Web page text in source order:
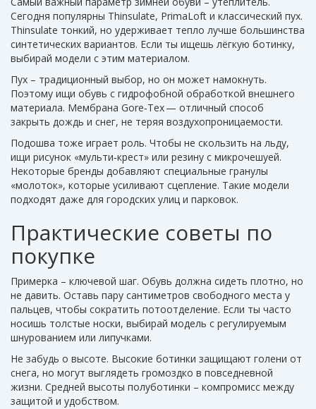
Сегодня популярны Thinsulate, PrimaLoft и классический пух.
Thinsulate тонкий, но удерживает тепло лучше большинства
синтетических вариантов. Если ты ищешь лёгкую ботинку,
выбирай модели с этим материалом.
Пух – традиционный выбор, но он может намокнуть.
Поэтому ищи обувь с гидрофобной обработкой внешнего
материала. Мембрана Gore‑Tex — отличный способ
закрыть дождь и снег, не теряя воздухопроницаемости.
Подошва тоже играет роль. Чтобы не скользить на льду,
ищи рисунок «мульти‑крест» или резину с микрочешуей.
Некоторые бренды добавляют специальные гранулы
«молоток», которые усиливают сцепление. Такие модели
подходят даже для городских улиц и парковок.
Практические советы по
покупке
Примерка – ключевой шаг. Обувь должна сидеть плотно, но
не давить. Оставь пару сантиметров свободного места у
пальцев, чтобы сократить потоотделение. Если ты часто
носишь толстые носки, выбирай модель с регулируемым
шнурованием или липучками.
Не забудь о высоте. Высокие ботинки защищают голени от
снега, но могут выглядеть громоздко в повседневной
жизни. Средней высоты полуботинки – компромисс между
защитой и удобством.